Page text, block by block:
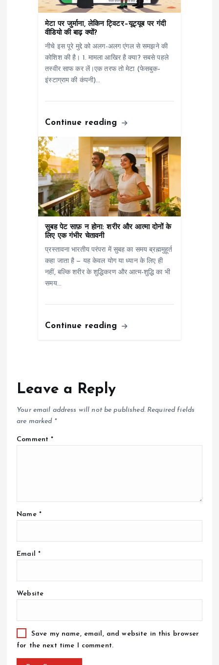
मेटा पर जुर्माना, लेकिन ट्विटर–यूट्यूब पर गंदी
वीडियो की बाढ़ क्यों?
नीचे इस पूरे मुद्दे को अलग-अलग एंगल से समझने की
कोशिश की है। 1. मामला आखिर है क्या? सबसे पहले
तस्वीर साफ कर लें।एक तरफ तो मेटा (फेसबुक–
इंस्टाग्राम की कंपनी)…
Continue reading
सुबह पेट साफ़ न होना: शरीर और आत्मा दोनों के
लिए एक गंभीर चेतावनी
प्रस्तावना भारतीय परंपरा में सुबह का समय ब्रह्ममुहूर्त
कहा जाता है — यह केवल योग या ध्यान के लिए ही
नहीं, बल्कि शरीर के शुद्धिकरण और आत्म-शुद्धि का भी
समय…
Continue reading
Leave a Reply
Your email address will not be published. Required fields
are marked *
Comment*
Name *
Email *
Website
Save my name, email, and website in this browser
for the next time I comment.